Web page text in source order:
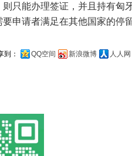
能办理签证，并且持有匈
申请者满足在其他国家的停
到：
QQ空间 新浪微博 人人网